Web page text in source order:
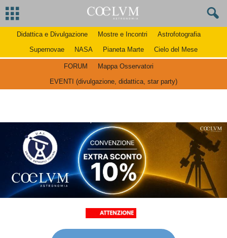
Didattica e Divulgazione Mostre e Incontri
Astrofotografia
Supernovae
NASA Pianeta Marte Cielo del Mese
FORUM
Mappa Osservatori
EVENTI (divulgazione, didattica, star party)